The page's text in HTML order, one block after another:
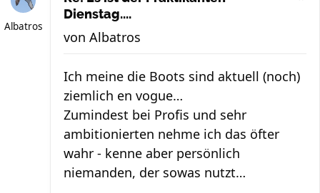
Albatros
Dienstag....
von Albatros
Ich meine die Boots sind aktuell (noch)
ziemlich en vogue…
Zumindest bei Profis und sehr
ambitionierten nehme ich das öfter
wahr - kenne aber persönlich
niemanden, der sowas nutzt…